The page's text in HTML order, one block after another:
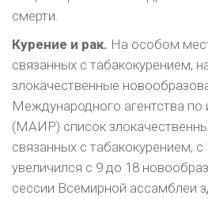
смерти.
Курение и рак. На особом
связанных с табакокурением,
злокачественные
Международного агентства по
(МАИР) список
связанных с табакокурением, с
увеличился с 9 до 18
сессии Всемирной ассамблеи